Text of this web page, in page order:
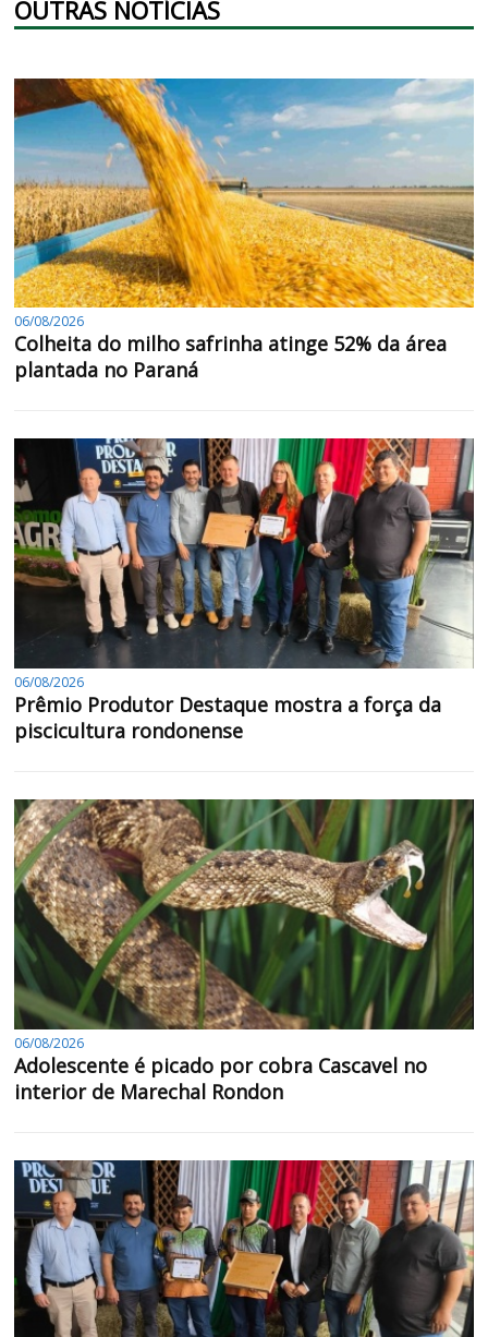
OUTRAS NOTÍCIAS
06/08/2026
Colheita do milho safrinha atinge 52% da área
plantada no Paraná
06/08/2026
Prêmio Produtor Destaque mostra a força da
piscicultura rondonense
06/08/2026
Adolescente é picado por cobra Cascavel no
interior de Marechal Rondon